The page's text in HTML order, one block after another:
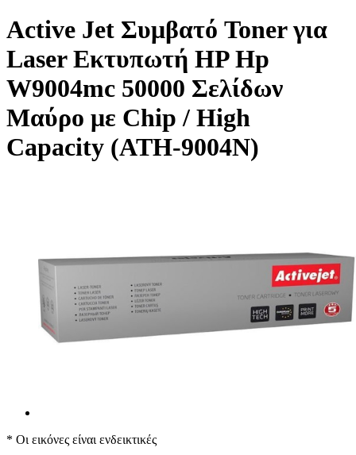
Active Jet Συμβατό Toner για
Laser Εκτυπωτή HP Hp
W9004mc 50000 Σελίδων
Μαύρο με Chip / High
Capacity (ATH-9004N)
* Οι εικόνες είναι ενδεικτικές